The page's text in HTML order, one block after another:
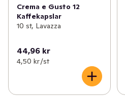
Crema e Gusto 12
Kaffekapslar
10 st, Lavazza
44,96 kr
4,50 kr /st